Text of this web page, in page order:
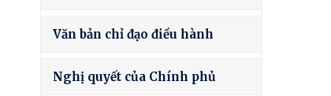
Văn bản chỉ đạo điều hành
Nghị quyết của Chính phủ